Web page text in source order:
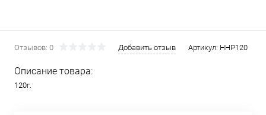
Отзывов: 0 Добавить отзыв Артикул: HHP120
Описание товара:
120г.